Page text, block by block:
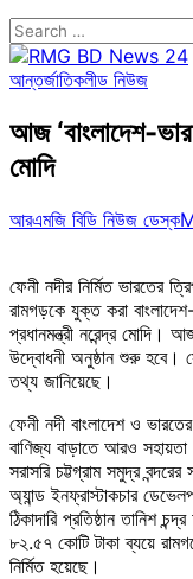
Search
for:
আন্তর্জাতিকলীড নিউজ
আজ ‘বাংলাদেশ-
মোদি
আরএমজি বিডি নিউজ ডেস্ক
ফেনী নদীর নির্মিত ভারতের
রামগড়কে যুক্ত করা
প্রধানমন্ত্রী নরেন্দ্র মোদি।
উদ্বোধনী অনুষ্ঠান শুরু হবে।
তথ্য জানিয়েছে।
ফেনী নদী বাংলাদেশ ও
বাণিজ্য বাড়াতে আরও
সরাসরি চট্টগ্রাম সমুদ্র
অ্যান্ড ইনফ্রাস্টাকচার
ঠিকাদারি প্রতিষ্ঠান তানিশ
৮২.৫৭ কোটি টাকা ব্যয়ে
নির্মিত হয়েছে।